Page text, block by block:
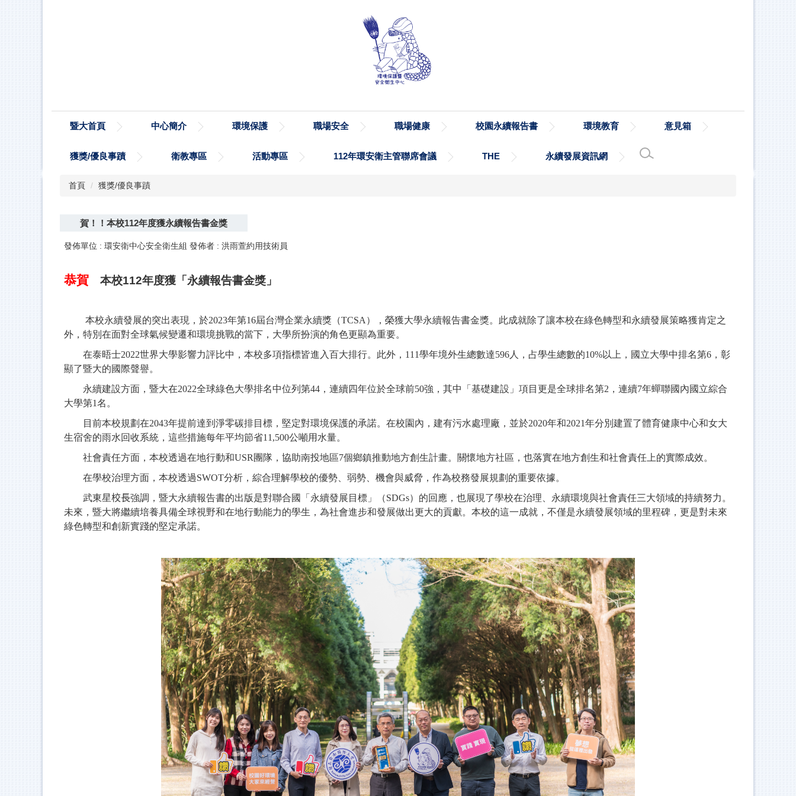
暨大首頁 中心簡介 環境保護 職場安全 職場健康 校園永續報告書 環境教育 意見箱
獲獎/優良事蹟 衛教專區 活動專區 112年環安衛主管聯席會議 THE 永續發展資訊網
首頁 獲獎/優良事蹟
賀！！本校112年度獲永續報告書金獎
發佈單位 : 環安衛中心安全衛生組 發佈者 : 洪雨萱約用技術員
恭賀 本校112年度獲「永續報告書金獎」
本校永續發展的突出表現，於2023年第16屆台灣企業永續獎（TCSA），榮獲大學永續報告書金獎。此成就除了讓本校在綠色轉型和永續發展策略獲肯定之
外，特別在面對全球氣候變遷和環境挑戰的當下，大學所扮演的角色更顯為重要。
在泰晤士2022世界大學影響力評比中，本校多項指標皆進入百大排行。此外，111學年境外生總數達596人，占學生總數的10%以上，國立大學中排名第6，彰
顯了暨大的國際聲譽。
永續建設方面，暨大在2022全球綠色大學排名中位列第44，連續四年位於全球前50強，其中「基礎建設」項目更是全球排名第2，連續7年蟬聯國內國立綜合
大學第1名。
目前本校規劃在2043年提前達到淨零碳排目標，堅定對環境保護的承諾。在校園內，建有污水處理廠，並於2020年和2021年分別建置了體育健康中心和女大
生宿舍的雨水回收系統，這些措施每年平均節省11,500公噸用水量。
社會責任方面，本校透過在地行動和USR團隊，協助南投地區7個鄉鎮推動地方創生計畫。關懷地方社區，也落實在地方創生和社會責任上的實際成效。
在學校治理方面，本校透過SWOT分析，綜合理解學校的優勢、弱勢、機會與威脅，作為校務發展規劃的重要依據。
武東星校長強調，暨大永續報告書的出版是對聯合國「永續發展目標」（SDGs）的回應，也展現了學校在治理、永續環境與社會責任三大領域的持續努力。
未來，暨大將繼續培養具備全球視野和在地行動能力的學生，為社會進步和發展做出更大的貢獻。本校的這一成就，不僅是永續發展領域的里程碑，更是對未來
綠色轉型和創新實踐的堅定承諾。